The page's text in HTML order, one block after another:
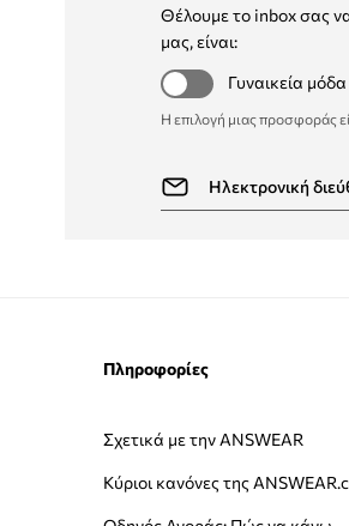
Θέλουμε το inbox σας να
μας, είναι:
Γυναικεία μόδα
Η επιλογή μιας προσφοράς
Πληροφορίες
Σχετικά με την ANSWEAR
Κύριοι κανόνες της